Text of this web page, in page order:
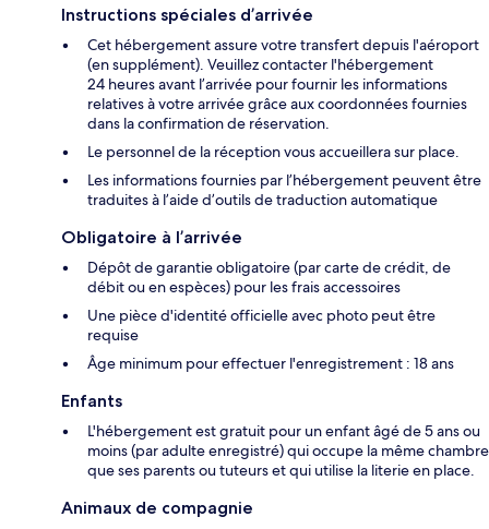
Instructions spéciales d’arrivée
Cet hébergement assure votre transfert depuis l'aéroport
(en supplément). Veuillez contacter l'hébergement
24 heures avant l’arrivée pour fournir les informations
relatives à votre arrivée grâce aux coordonnées fournies
dans la confirmation de réservation.
Le personnel de la réception vous accueillera sur place.
Les informations fournies par l’hébergement peuvent être
traduites à l’aide d’outils de traduction automatique
Obligatoire à l’arrivée
Dépôt de garantie obligatoire (par carte de crédit, de
débit ou en espèces) pour les frais accessoires
Une pièce d'identité officielle avec photo peut être
requise
Âge minimum pour effectuer l'enregistrement : 18 ans
Enfants
L'hébergement est gratuit pour un enfant âgé de 5 ans ou
moins (par adulte enregistré) qui occupe la même chambre
que ses parents ou tuteurs et qui utilise la literie en place.
Animaux de compagnie